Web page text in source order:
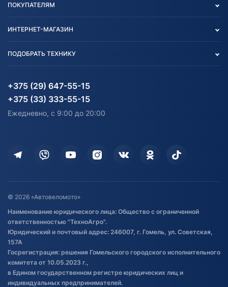
Блог
Карта сайта
ПОКУПАТЕЛЯМ
Согласие на обработку
Информация до получения
согласия на обработку
Дополнительные услуги
Оставить отзыв
Договор публичной оферты
Обработка файлов cookie
Постановка транспорта на учет
Обновления в ЭПТС 2024
ИНТЕРНЕТ-МАГАЗИН
Агротехника
Водный транспорт
Электротранспорт
ПОДОБРАТЬ ТЕХНИКУ
Агротехника
Электротранспорт
+375 (29) 647-55-15
+375 (33) 333-55-15
Ежедневно, с 9:00 до 20:00
© 2026 «Автовеломото»
Наименование юридического лица: Общество с ограниченной
ответственностью "ТехноАгро".
Юридический и почтовый адрес: 246007, г. Гомель, ул. Советская,
157А
Госрегистрация: решения Гомельского городского исполнительного
комитета от 10.05.2023 г.,
в Едином государственном регистре юридических лиц и
индивидуальных предпринимателей.